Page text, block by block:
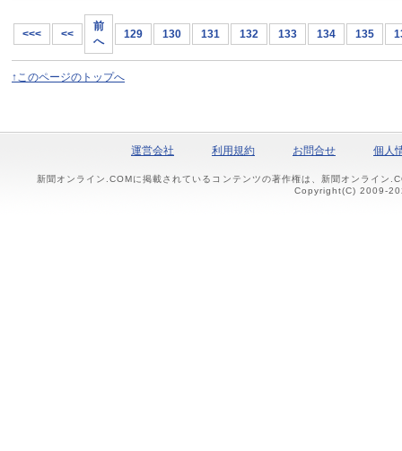
<<< <<
前
へ
129 130 131 132 133 134 135
↑このページのトップへ
運営会社 利用規約 お問合せ 個人
新聞オンライン.COMに掲載されているコンテンツの著作権は、新聞オンライン
Copyright(C) 2009-